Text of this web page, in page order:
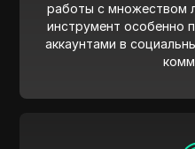
работы с множеством
инструмент особенно
аккаунтами в